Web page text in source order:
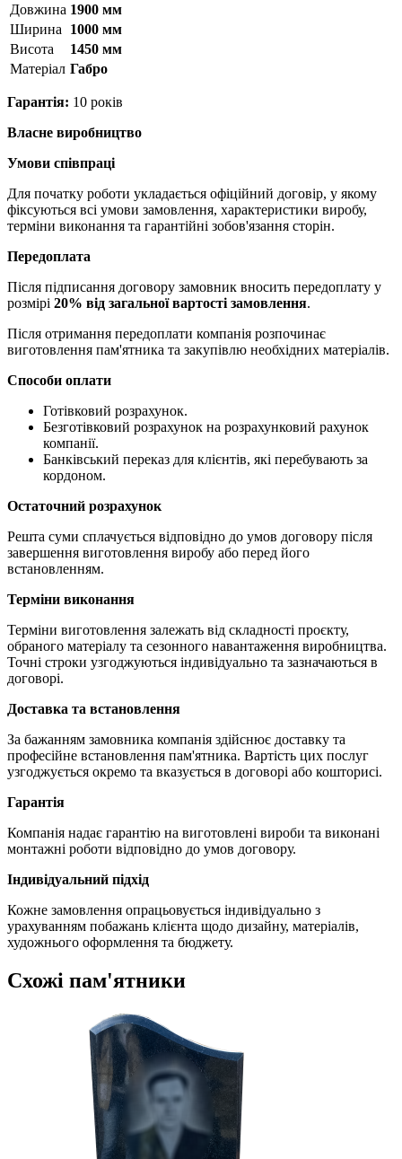
Довжина 1900 мм
Ширина
1000 мм
Висота
1450 мм
Матерiал Габро
Гарантія: 10 років
Власне виробництво
Умови співпраці
Для початку роботи укладається офіційний договір, у якому
фіксуються всі умови замовлення, характеристики виробу,
терміни виконання та гарантійні зобов'язання сторін.
Передоплата
Після підписання договору замовник вносить передоплату у
розмірі 20% від загальної вартості замовлення.
Після отримання передоплати компанія розпочинає
виготовлення пам'ятника та закупівлю необхідних матеріалів.
Способи оплати
Готівковий розрахунок.
Безготівковий розрахунок на розрахунковий рахунок
компанії.
Банківський переказ для клієнтів, які перебувають за
кордоном.
Остаточний розрахунок
Решта суми сплачується відповідно до умов договору після
завершення виготовлення виробу або перед його
встановленням.
Терміни виконання
Терміни виготовлення залежать від складності проєкту,
обраного матеріалу та сезонного навантаження виробництва.
Точні строки узгоджуються індивідуально та зазначаються в
договорі.
Доставка та встановлення
За бажанням замовника компанія здійснює доставку та
професійне встановлення пам'ятника. Вартість цих послуг
узгоджується окремо та вказується в договорі або кошторисі.
Гарантія
Компанія надає гарантію на виготовлені вироби та виконані
монтажні роботи відповідно до умов договору.
Індивідуальний підхід
Кожне замовлення опрацьовується індивідуально з
урахуванням побажань клієнта щодо дизайну, матеріалів,
художнього оформлення та бюджету.
Схожі пам'ятники